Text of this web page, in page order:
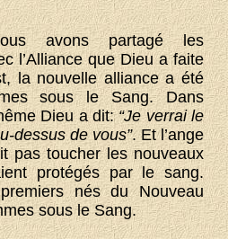
avons partagé les
l’Alliance que Dieu a faite
la nouvelle alliance a été
sous le Sang. Dans
Dieu a dit:“Je verrai le
dessus de vous”. Et l’ange
pas toucher les nouveaux
protégés par le sang.
nés du Nouveau
sous le Sang.